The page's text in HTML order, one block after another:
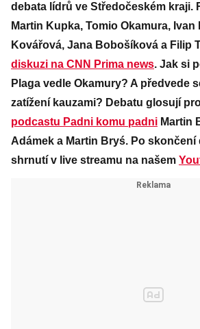
debata lídrů ve Středočeském kraji.
Martin Kupka, Tomio Okamura, Ivan
Kovářová, Jana Bobošíková a Filip
diskuzi na CNN Prima news. Jak si
Plaga vedle Okamury? A předvede
zatížení kauzami? Debatu glosují
podcastu Padni komu padni Martin
Adámek a Martin Bryś. Po
shrnutí v live streamu na našem